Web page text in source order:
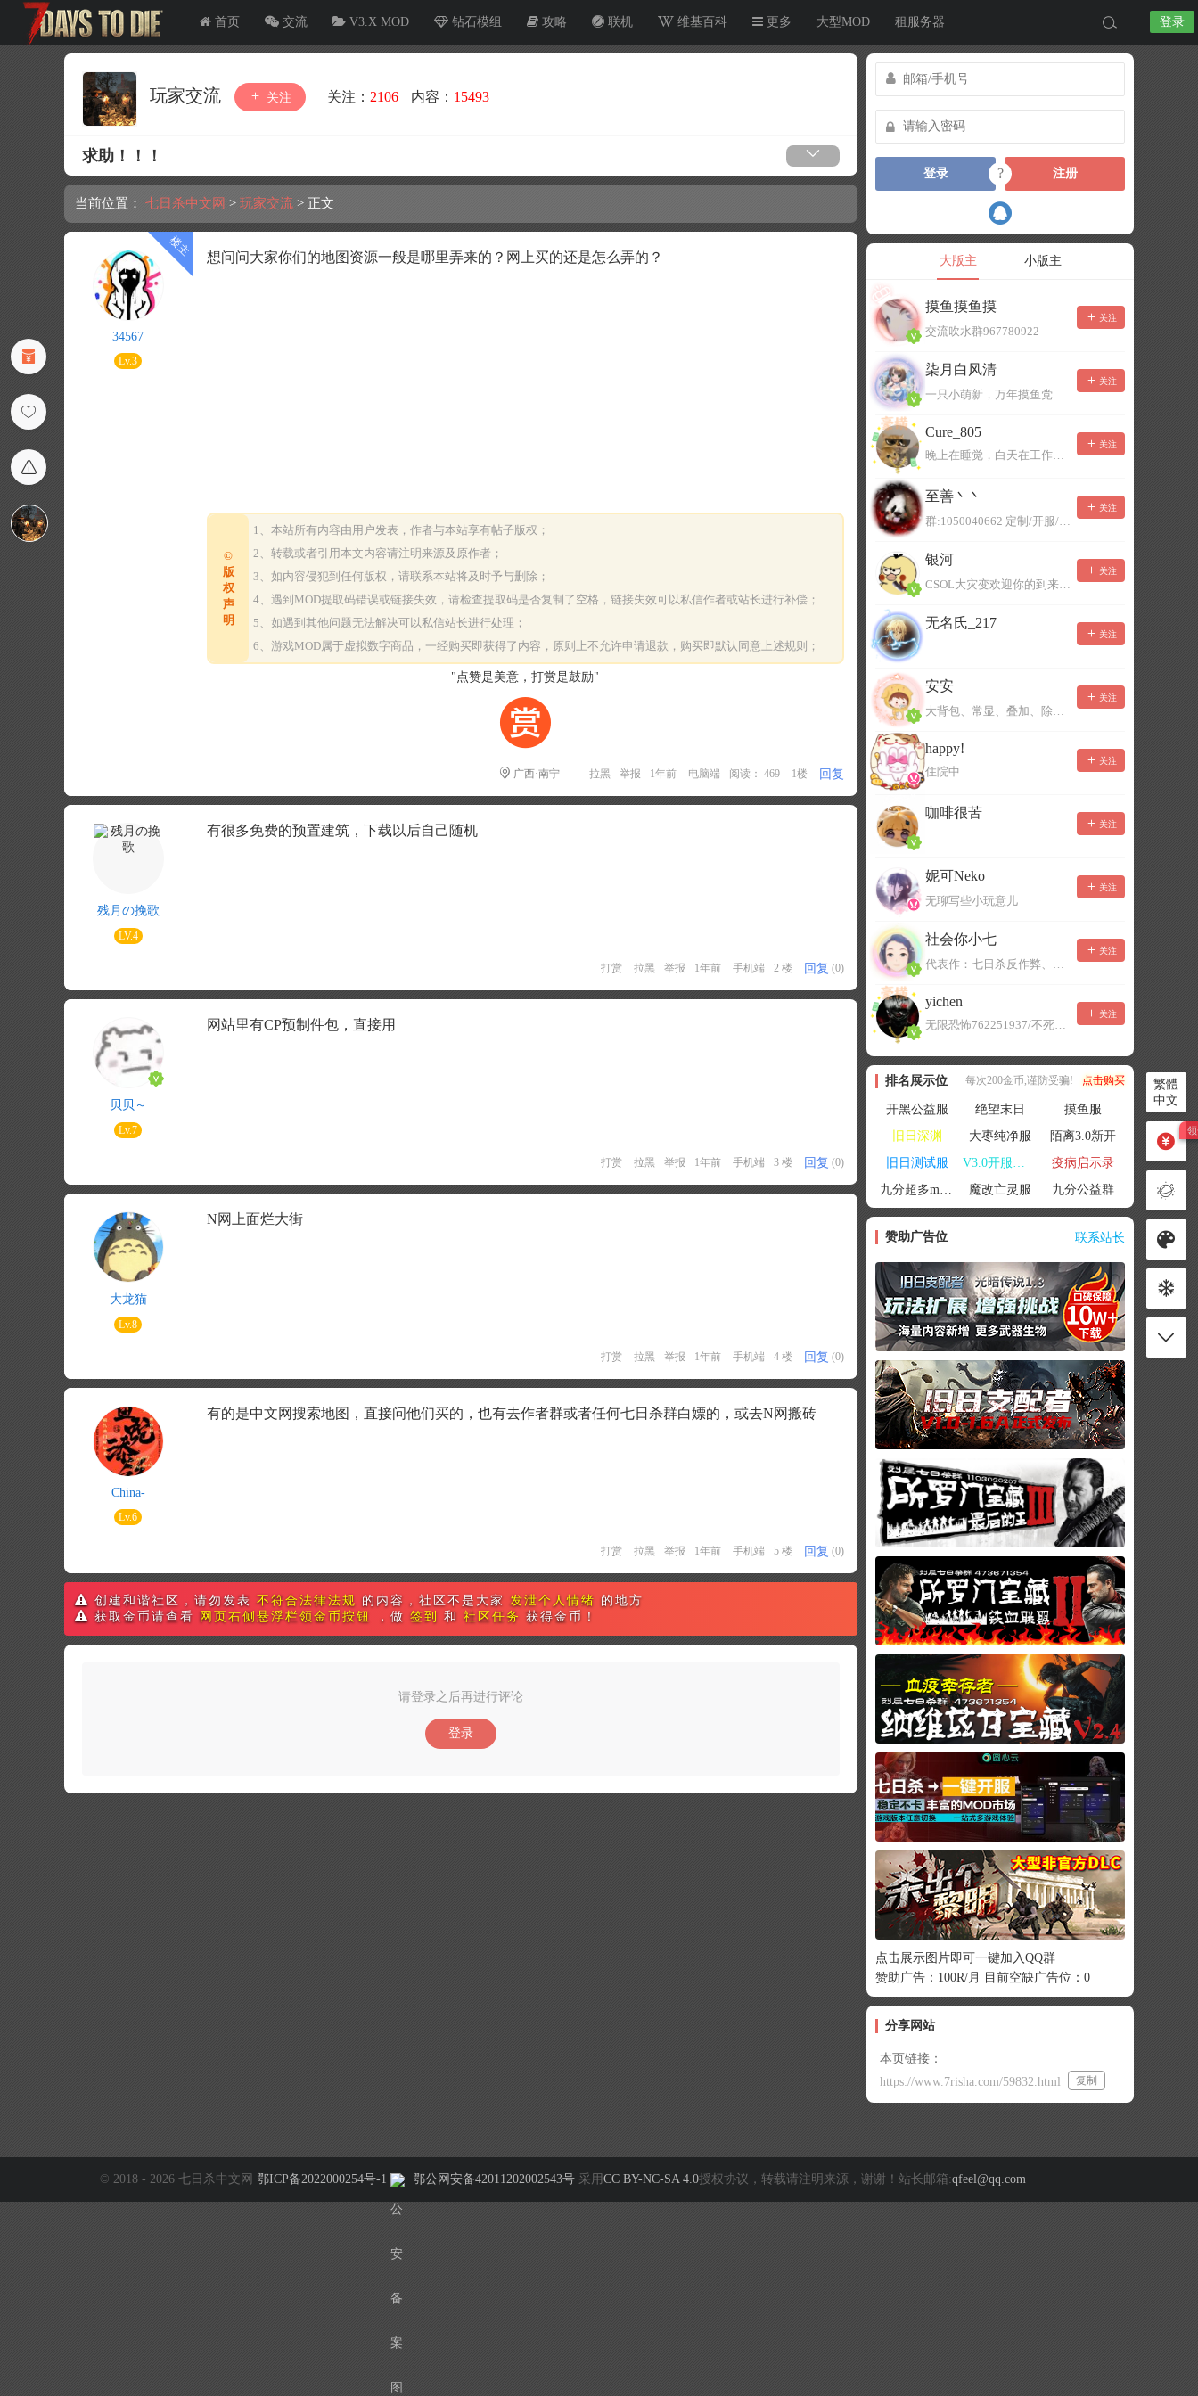
首页 交流 V3.X MOD 钻石模组 攻略 联机 维基百科 更多 大型MOD 租服务器 登录
玩家交流 关注 关注： 2106 内容： 15493
求助！！！
当前位置： 七日杀中文网 > 玩家交流 > 正文
34567
Lv.3
想问问大家你们的地图资源一般是哪里弄来的？网上买的还是怎么弄的？
©
版
权
声
明
1、本站所有内容由用户发表，作者与本站享有帖子版权；
2、转载或者引用本文内容请注明来源及原作者；
3、如内容侵犯到任何版权，请联系本站将及时予与删除；
4、遇到MOD提取码错误或链接失效，请检查提取码是否复制了空格，链接失效可以私信作者或站长进行补偿；
5、如遇到其他问题无法解决可以私信站长进行处理；
6、游戏MOD属于虚拟数字商品，一经购买即获得了内容，原则上不允许申请退款，购买即默认同意上述规则；
"点赞是美意，打赏是鼓励"
广西·南宁 拉黑 举报 1年前 电脑端 阅读： 469 1楼 回复
残月の挽歌
LV.4
有很多免费的预置建筑，下载以后自己随机
打赏 拉黑 举报 1年前 手机端 2 楼 回复 (0)
贝贝～
Lv.7
网站里有CP预制件包，直接用
打赏 拉黑 举报 1年前 手机端 3 楼 回复 (0)
大龙猫
Lv.8
N网上面烂大街
打赏 拉黑 举报 1年前 手机端 4 楼 回复 (0)
China-
Lv.6
有的是中文网搜索地图，直接问他们买的，也有去作者群或者任何七日杀群白嫖的，或去N网搬砖
打赏 拉黑 举报 1年前 手机端 5 楼 回复 (0)
创建和谐社区，请勿发表 不符合法律法规 的内容，社区不是大家 发泄个人情绪 的地方
获取金币请查看
网页右侧悬浮栏领金币按钮 ，做 签到 和 社区任务 获得金币！
请登录之后再进行评论
登录
登录 ? 注册
大版主 小版主
摸鱼摸鱼摸
交流吹水群967780922
关注
柒月白风清
一只小萌新，万年摸鱼党！已经脱坑了。。。
关注
Cure_805
晚上在睡觉，白天在工作，不一定能及时回复，有事可以留言！
关注
至善丶丶
群:1050040662 定制/开服/地图制作/价格公道
关注
银河
CSOL大灾变欢迎你的到来。QQ群：967780922
关注
无名氏_217
关注
安安
大背包、常显、叠加、除草树，唯一作者QQ383125283
关注
happy!
住院中
关注
咖啡很苦
关注
妮可Neko
无聊写些小玩意儿
关注
社会你小七
代表作：七日杀反作弊、七日杀云黑、七日杀BOT、七日杀云商城
关注
yichen
无限恐怖762251937/不死者末日1080207504
关注
排名展示位 每次200金币,谨防受骗! 点击购买
开黑公益服 绝望末日
摸鱼服
旧日深渊
大枣纯净服
陌离3.0新开
旧日测试服
V3.0开服联机
疫病启示录
九分超多mod群
魔改亡灵服 九分公益群
赞助广告位 联系站长
点击展示图片即可一键加入QQ群
赞助广告：100R/月 目前空缺广告位：0
分享网站
本页链接：
https://www.7risha.com/59832.html
复制
繁體
中文
© 2018 - 2026 七日杀中文网 鄂ICP备2022000254号-1 鄂公网安备42011202002543号 采用 CC BY-NC-SA 4.0授权协议，转载请注明来源，谢谢！站长邮箱:qfeel@qq.com